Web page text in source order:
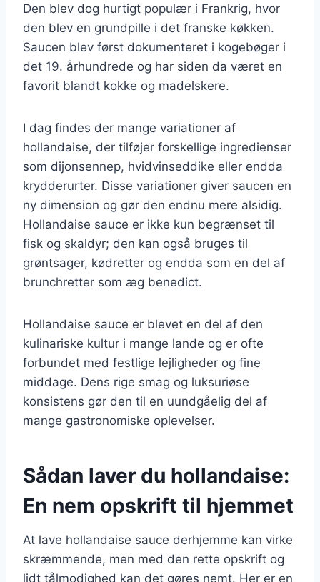
Den blev dog hurtigt populær i Frankrig, hvor
den blev en grundpille i det franske køkken.
Saucen blev først dokumenteret i kogebøger i
det 19. århundrede og har siden da været en
favorit blandt kokke og madelskere.
I dag findes der mange variationer af
hollandaise, der tilføjer forskellige ingredienser
som dijonsennep, hvidvinseddike eller endda
krydderurter. Disse variationer giver saucen en
ny dimension og gør den endnu mere alsidig.
Hollandaise sauce er ikke kun begrænset til
fisk og skaldyr; den kan også bruges til
grøntsager, kødretter og endda som en del af
brunchretter som æg benedict.
Hollandaise sauce er blevet en del af den
kulinariske kultur i mange lande og er ofte
forbundet med festlige lejligheder og fine
middage. Dens rige smag og luksuriøse
konsistens gør den til en uundgåelig del af
mange gastronomiske oplevelser.
Sådan laver du hollandaise:
En nem opskrift til hjemmet
At lave hollandaise sauce derhjemme kan virke
skræmmende, men med den rette opskrift og
lidt tålmodighed kan det gøres nemt. Her er en